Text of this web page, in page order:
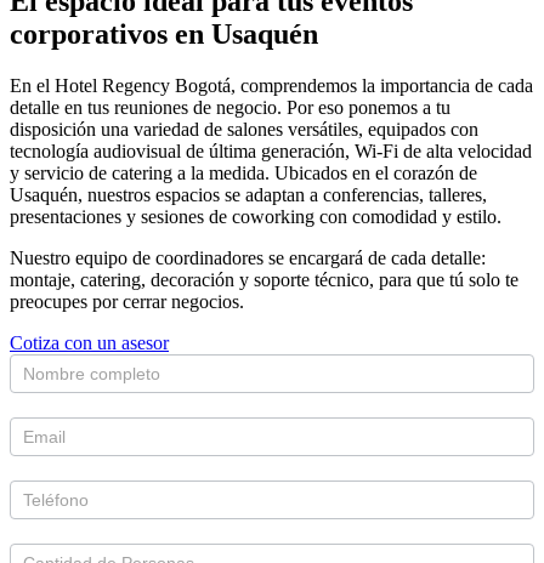
corporativos en Usaquén
En el Hotel Regency Bogotá, comprendemos la importancia de cada
detalle en tus reuniones de negocio. Por eso ponemos a tu
disposición una variedad de salones versátiles, equipados con
tecnología audiovisual de última generación, Wi-Fi de alta velocidad
y servicio de catering a la medida. Ubicados en el corazón de
Usaquén, nuestros espacios se adaptan a conferencias, talleres,
presentaciones y sesiones de coworking con comodidad y estilo.
Nuestro equipo de coordinadores se encargará de cada detalle:
montaje, catering, decoración y soporte técnico, para que tú solo te
preocupes por cerrar negocios.
Cotiza con un asesor